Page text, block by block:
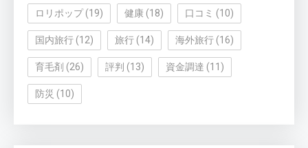
ロリポップ(19) 健康 (18) 口コミ (10)
国内旅行 (12) 旅行 (14) 海外旅行 (16)
育毛剤 (26) 評判 (13) 資金調達 (11)
防災 (10)